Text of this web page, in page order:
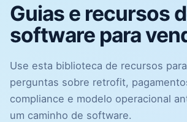
Guias e recursos
software para
Use esta biblioteca de recursos
perguntas sobre retrofit,
compliance e modelo operacional
um caminho de software.